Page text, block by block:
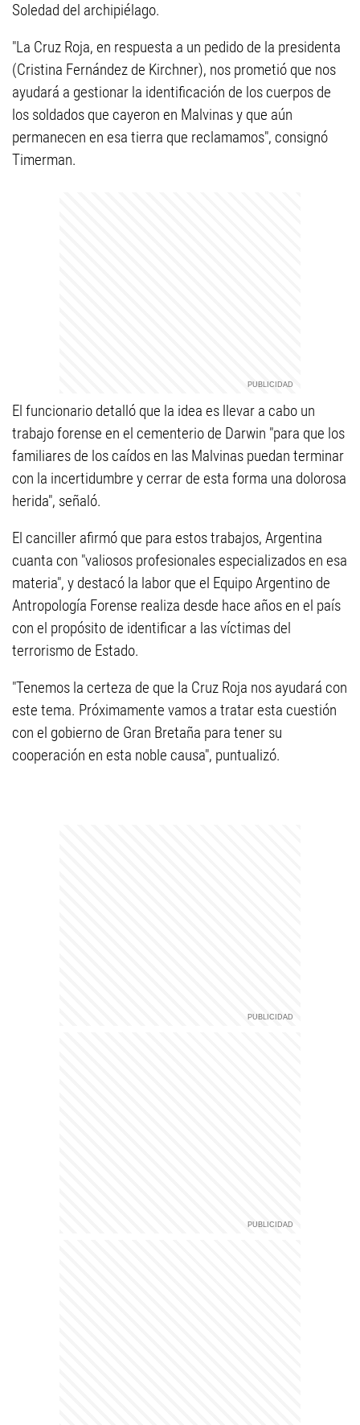
Soledad del archipiélago.
"La Cruz Roja, en respuesta a un pedido de la presidenta
(Cristina Fernández de Kirchner), nos prometió que nos
ayudará a gestionar la identificación de los cuerpos de
los soldados que cayeron en Malvinas y que aún
permanecen en esa tierra que reclamamos", consignó
Timerman.
El funcionario detalló que la idea es llevar a cabo un
trabajo forense en el cementerio de Darwin "para que los
familiares de los caídos en las Malvinas puedan terminar
con la incertidumbre y cerrar de esta forma una dolorosa
herida", señaló.
El canciller afirmó que para estos trabajos, Argentina
cuanta con "valiosos profesionales especializados en esa
materia", y destacó la labor que el Equipo Argentino de
Antropología Forense realiza desde hace años en el país
con el propósito de identificar a las víctimas del
terrorismo de Estado.
"Tenemos la certeza de que la Cruz Roja nos ayudará con
este tema. Próximamente vamos a tratar esta cuestión
con el gobierno de Gran Bretaña para tener su
cooperación en esta noble causa", puntualizó.